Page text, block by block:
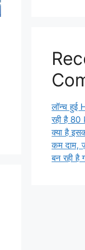
लॉन्च
रही है 80
क्या है
कम दाम,
बन रही है